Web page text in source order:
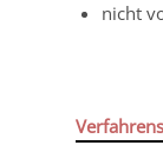
nicht